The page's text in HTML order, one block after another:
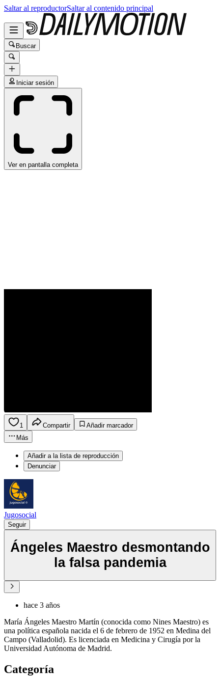
Saltar al reproductorSaltar al contenido principal
Buscar
Iniciar sesión
Ver en pantalla completa
1 Compartir
Añadir marcador
Más
Añadir a la lista de reproducción
Denunciar
Jugosocial
Seguir
Ángeles Maestro desmontando
la falsa pandemia
hace 3 años
María Ángeles Maestro Martín (conocida como Nines Maestro) es
una política española nacida el 6 de febrero de 1952 en Medina del
Campo (Valladolid). Es licenciada en Medicina y Cirugía por la
Universidad Autónoma de Madrid.
Categoría